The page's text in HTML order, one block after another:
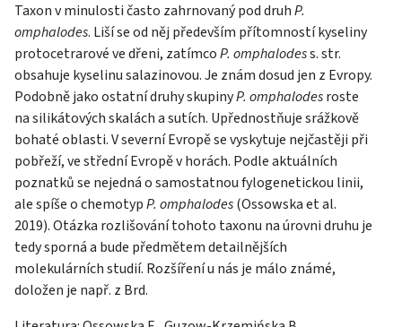
Taxon v minulosti často zahrnovaný pod druhP.
omphalodes. Liší se od něj především přítomností kyseliny
protocetrarové ve dřeni, zatímcoP. omphalodess. str.
obsahuje kyselinu salazinovou. Je znám dosud jen z Evropy.
Podobně jako ostatní druhy skupinyP. omphalodesroste
na silikátových skalách a sutích. Upřednostňuje srážkově
bohaté oblasti. V severní Evropě se vyskytuje nejčastěji při
pobřeží, ve střední Evropě v horách. Podle aktuálních
poznatků se nejedná o samostatnou fylogenetickou linii,
ale spíše o chemotypP. omphalodes(Ossowska et al.
2019). Otázka rozlišování tohoto taxonu na úrovni druhu je
tedy sporná a bude předmětem detailnějších
molekulárních studií. Rozšíření u nás je málo známé,
doložen je např. z Brd.